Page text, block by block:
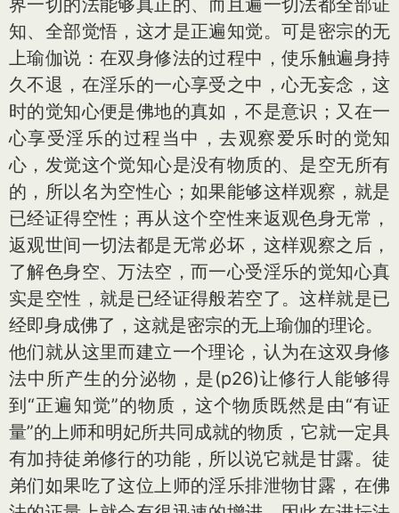
界一切的法能够真正的、而且遍一切法都全部证
知、全部觉悟，这才是正遍知觉。可是密宗的无
上瑜伽说：在双身修法的过程中，使乐触遍身持
久不退，在淫乐的一心享受之中，心无妄念，这
时的觉知心便是佛地的真如，不是意识；又在一
心享受淫乐的过程当中，去观察爱乐时的觉知
心，发觉这个觉知心是没有物质的、是空无所有
的，所以名为空性心；如果能够这样观察，就是
已经证得空性；再从这个空性来返观色身无常，
返观世间一切法都是无常必坏，这样观察之后，
了解色身空、万法空，而一心受淫乐的觉知心真
实是空性，就是已经证得般若空了。这样就是已
经即身成佛了，这就是密宗的无上瑜伽的理论。
他们就从这里而建立一个理论，认为在这双身修
法中所产生的分泌物，是(p26)让修行人能够得
到“正遍知觉”的物质，这个物质既然是由“有证
量”的上师和明妃所共同成就的物质，它就一定具
有加持徒弟修行的功能，所以说它就是甘露。徒
弟们如果吃了这位上师的淫乐排泄物甘露，在佛